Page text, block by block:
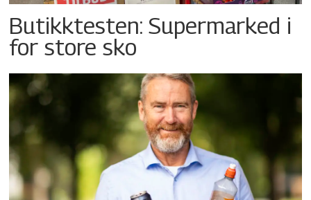
Butikktesten: Supermarked i
for store sko